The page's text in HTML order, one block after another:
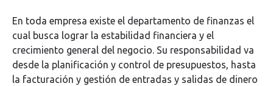
En toda empresa existe el departamento de finanzas el
cual busca lograr la estabilidad financiera y el
crecimiento general del negocio. Su responsabilidad va
desde la planificación y control de presupuestos, hasta
la facturación y gestión de entradas y salidas de dinero